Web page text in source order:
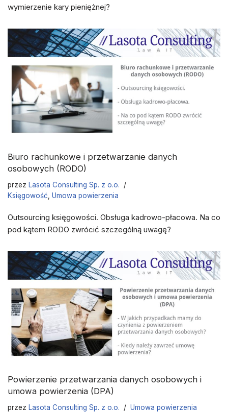
wymierzenie kary pieniężnej?
Biuro rachunkowe i przetwarzanie danych
osobowych (RODO)
przez Lasota Consulting Sp. z o.o.
Księgowość Umowa powierzenia
Outsourcing księgowości. Obsługa kadrowo-płacowa. Na co
pod kątem RODO zwrócić szczególną uwagę?
Powierzenie przetwarzania danych osobowych i
umowa powierzenia (DPA)
przez Lasota Consulting Sp. z o.o. Umowa powierzenia